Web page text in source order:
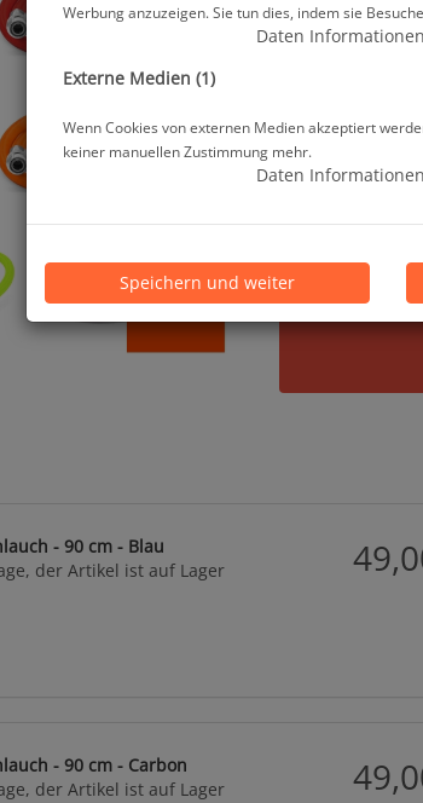
ab
Lieferbar in
Prämienpunkte: 45
- 90 cm - Blau
der Artikel ist auf Lager
- 90 cm - Carbon
der Artikel ist auf Lager
Werbung anzuzeigen. Sie tun dies, indem sie
Daten
Externe Medien (1)
Wenn Cookies von externen Medien akzeptiert
keiner manuellen Zustimmung mehr.
Daten
Speichern und weiter